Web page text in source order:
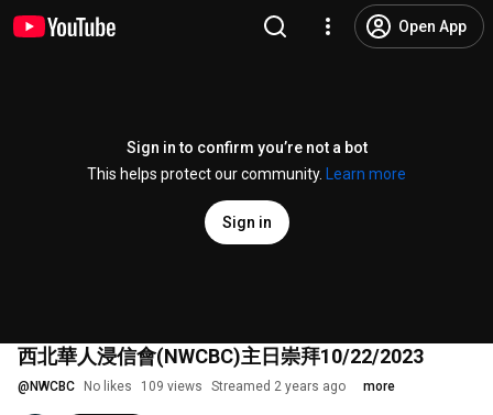
Open App
Sign in to confirm you’re not a bot
This helps protect our community.
Learn more
Sign in
西北華人浸信會(NWCBC)主日崇拜10/22/2023
@ NWCBC No likes 109 views Streamed 2 years ago more